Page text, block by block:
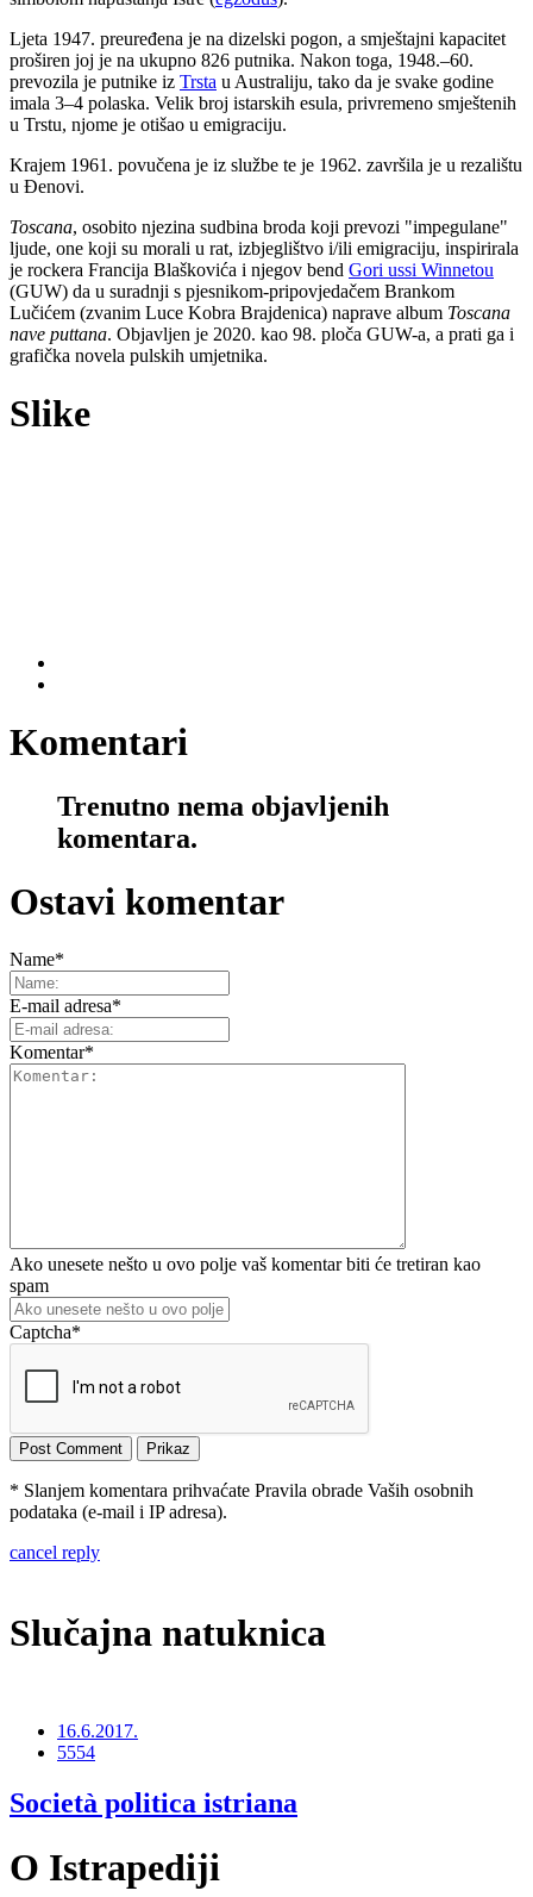
Ljeta 1947. preuređena je na dizelski pogon, a smještajni kapacitet
proširen joj je na ukupno 826 putnika. Nakon toga, 1948.–60.
prevozila je putnike iz Trsta u Australiju, tako da je svake godine
imala 3–4 polaska. Velik broj istarskih esula, privremeno smještenih
u Trstu, njome je otišao u emigraciju.
Krajem 1961. povučena je iz službe te je 1962. završila je u rezalištu
u Đenovi.
Toscana, osobito njezina sudbina broda koji prevozi "impegulane"
ljude, one koji su morali u rat, izbjeglištvo i/ili emigraciju, inspirirala
je rockera Francija Blaškovića i njegov bend Gori ussi Winnetou
(GUW) da u suradnji s pjesnikom-pripovjedačem Brankom
Lučićem (zvanim Luce Kobra Brajdenica) naprave album Toscana
nave puttana. Objavljen je 2020. kao 98. ploča GUW-a, a prati ga i
grafička novela pulskih umjetnika.
Slike
Komentari
Trenutno nema objavljenih
komentara.
Ostavi komentar
Name*
E-mail adresa*
Komentar*
Ako unesete nešto u ovo polje vaš komentar biti će tretiran kao
spam
Captcha*
* Slanjem komentara prihvaćate Pravila obrade Vaših osobnih
podataka (e-mail i IP adresa).
cancel reply
Slučajna natuknica
16.6.2017.
5554
Società politica istriana
O Istrapediji